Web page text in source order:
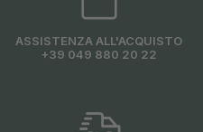
ASSISTENZA ALL'ACQUISTO
+39 049 880 20 22